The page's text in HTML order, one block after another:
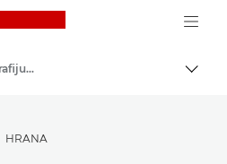
Canon Logo, back to
Pronađite inspiraciju | Savjeti za fotografiranje i ispisivanje te vodiči za kupce
Savjeti i tehnike za fotografiju i ispisivanje
HRANA